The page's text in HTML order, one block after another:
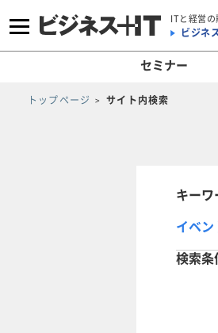
ITと経営
ビジネ
セミナー
トップページ サイト内検索
キー
イベ
検索条